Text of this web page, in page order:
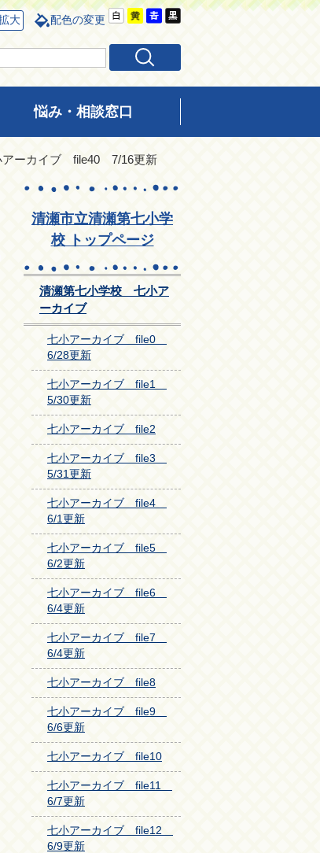
大 配色の変更
悩み・相談窓口
アーカイブ file40 7/16更新
清瀬市立清瀬第七小学
校 トップページ
清瀬第七小学校 七小ア
ーカイブ
七小アーカイブ file0
6/28更新
七小アーカイブ file1
5/30更新
七小アーカイブ file2
七小アーカイブ file3
5/31更新
七小アーカイブ file4
6/1更新
七小アーカイブ file5
6/2更新
七小アーカイブ file6
6/4更新
七小アーカイブ file7
6/4更新
七小アーカイブ file8
七小アーカイブ file9
6/6更新
七小アーカイブ file10
七小アーカイブ file11
6/7更新
七小アーカイブ file12
6/9更新